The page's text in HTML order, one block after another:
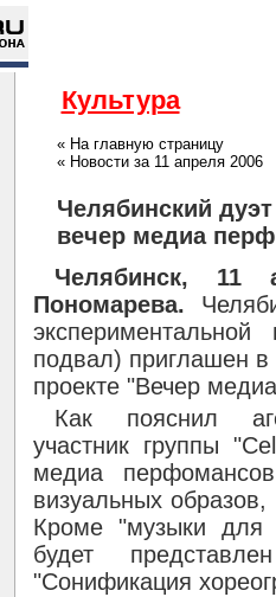
Культура
« На главную страницу
« Новости за 11 апреля 2006
Челябинский
вечер медиа
Челябинск, 11
Пономарева.
подвал) приглашен в
проекте "Вечер
Как пояснил
участник группы
медиа
визуальных
Кроме "музыки для
будет
"Сонификация